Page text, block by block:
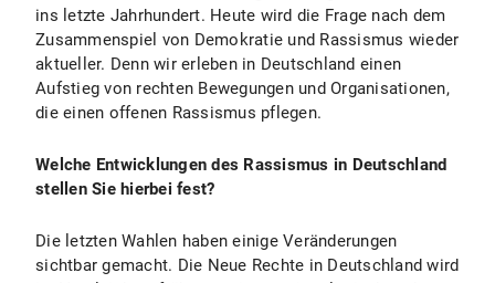
ins letzte Jahrhundert. Heute wird die Frage nach dem
Zusammenspiel von Demokratie und Rassismus wieder
aktueller. Denn wir erleben in Deutschland einen
Aufstieg von rechten Bewegungen und Organisationen,
die einen offenen Rassismus pflegen.
Welche Entwicklungen des Rassismus in Deutschland
stellen Sie hierbei fest?
Die letzten Wahlen haben einige Veränderungen
sichtbar gemacht. Die Neue Rechte in Deutschland wird